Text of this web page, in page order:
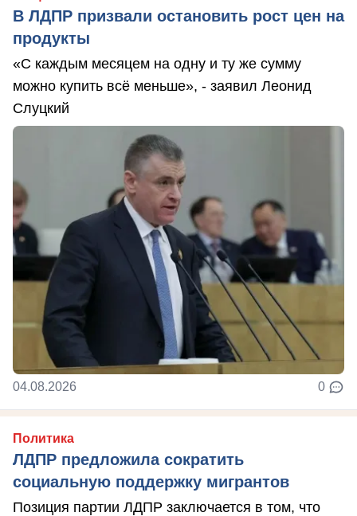
В ЛДПР призвали остановить рост цен на
продукты
«С каждым месяцем на одну и ту же сумму
можно купить всё меньше», - заявил Леонид
Слуцкий
04.08.2026 0
Политика
ЛДПР предложила сократить
социальную поддержку мигрантов
Позиция партии ЛДПР заключается в том, что